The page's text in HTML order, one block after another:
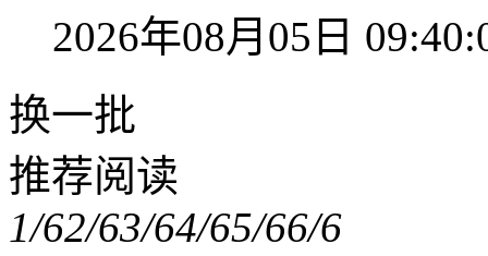
2026年08月05日
换一批
推荐阅读
1/62/63/64/65/66/6